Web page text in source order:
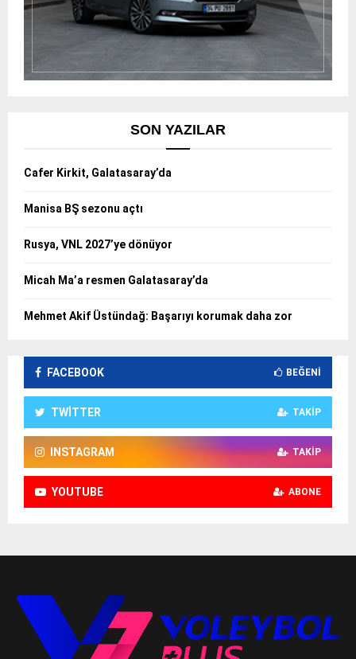
SON YAZILAR
Cafer Kirkit, Galatasaray’da
Manisa BŞ sezonu açtı
Rusya, VNL 2027’ye dönüyor
Micah Ma’a resmen Galatasaray’da
Mehmet Akif Üstündağ: Başarıyı korumak daha zor
FACEBOOK BEĞENI
TWITTER TAKIP
INSTAGRAM TAKIP
YOUTUBE ABONE